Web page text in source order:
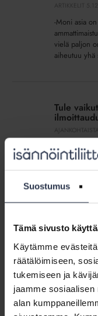
Suostumus
Tämä sivusto
Käytämme
räätälöimiseen,
tukemiseen ja
jaamme
alan
-Moni asia
vielä paljon
aiheutuu yhä
isännöintialaan
ilmoittaudu
mukaan
Tule
Jotta
tavalla,
Jäsenraadin
Tutustu
palkintojen
finalisteihin
2018
Tutustu
Tarkemmat
kisan